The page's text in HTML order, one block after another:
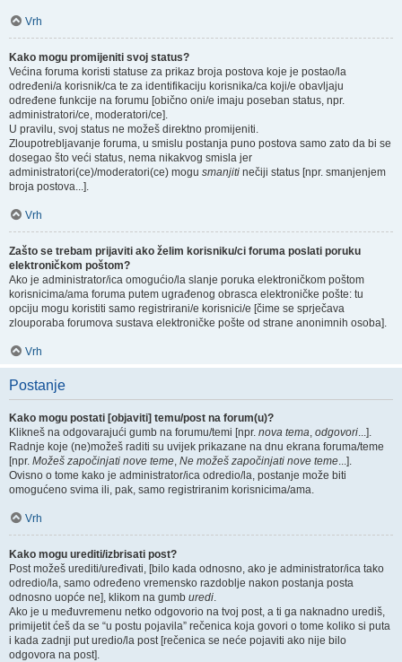
Vrh
Kako mogu promijeniti svoj status?
Većina foruma koristi statuse za prikaz broja postova koje je postao/la
određeni/a korisnik/ca te za identifikaciju korisnika/ca koji/e obavljaju
određene funkcije na forumu [obično oni/e imaju poseban status, npr.
administratori/ce, moderatori/ce].
U pravilu, svoj status ne možeš direktno promijeniti.
Zloupotrebljavanje foruma, u smislu postanja puno postova samo zato da bi se
dosegao što veći status, nema nikakvog smisla jer
administratori(ce)/moderatori(ce) mogu smanjiti nečiji status [npr. smanjenjem
broja postova...].
Vrh
Zašto se trebam prijaviti ako želim korisniku/ci foruma poslati poruku
elektroničkom poštom?
Ako je administrator/ica omogućio/la slanje poruka elektroničkom poštom
korisnicima/ama foruma putem ugrađenog obrasca elektroničke pošte: tu
opciju mogu koristiti samo registrirani/e korisnici/e [čime se sprječava
zlouporaba forumova sustava elektroničke pošte od strane anonimnih osoba].
Vrh
Postanje
Kako mogu postati [objaviti] temu/post na forum(u)?
Klikneš na odgovarajući gumb na forumu/temi [npr. nova tema, odgovori...].
Radnje koje (ne)možeš raditi su uvijek prikazane na dnu ekrana foruma/teme
[npr. Možeš započinjati nove teme, Ne možeš započinjati nove teme...].
Ovisno o tome kako je administrator/ica odredio/la, postanje može biti
omogućeno svima ili, pak, samo registriranim korisnicima/ama.
Vrh
Kako mogu urediti/izbrisati post?
Post možeš urediti/uređivati, [bilo kada odnosno, ako je administrator/ica tako
odredio/la, samo određeno vremensko razdoblje nakon postanja posta
odnosno uopće ne], klikom na gumb uredi.
Ako je u međuvremenu netko odgovorio na tvoj post, a ti ga naknadno urediš,
primijetit ćeš da se “u postu pojavila” rečenica koja govori o tome koliko si puta
i kada zadnji put uredio/la post [rečenica se neće pojaviti ako nije bilo
odgovora na post].